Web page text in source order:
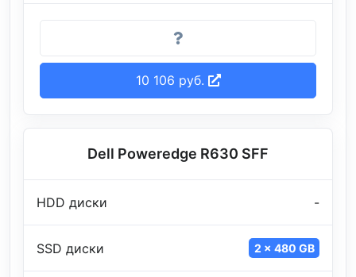
10 106 руб.
Dell Poweredge R630 SFF
HDD диски -
SSD диски 2 x 480 GB